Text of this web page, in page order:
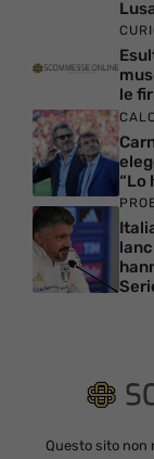
le
“Lo
Questo sito non